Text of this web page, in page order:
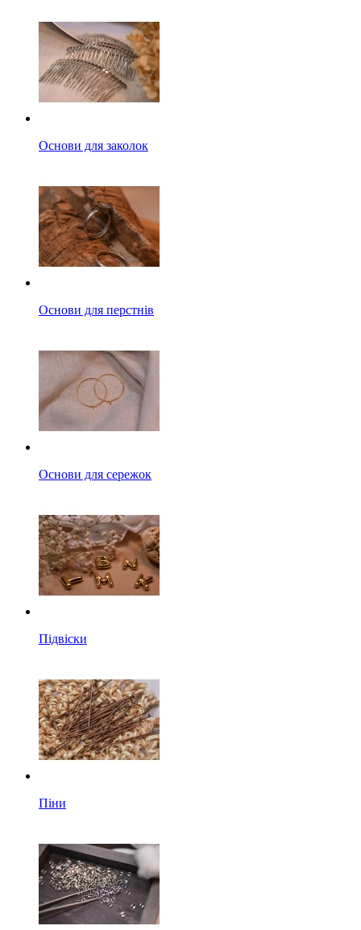
Основи для заколок
Основи для перстнів
Основи для сережок
Підвіски
Піни